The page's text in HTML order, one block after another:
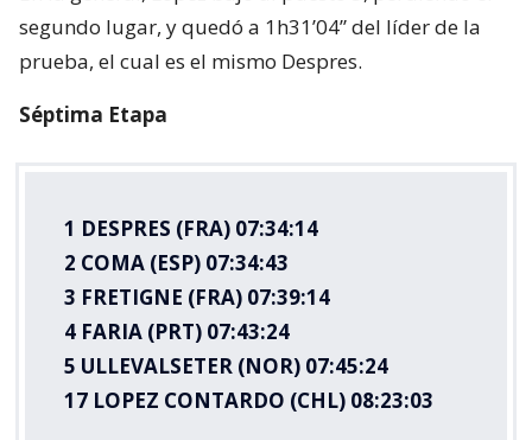
segundo lugar, y quedó a 1h31’04” del líder de la
prueba, el cual es el mismo Despres.
Séptima Etapa
1 DESPRES (FRA) 07:34:14
2 COMA (ESP) 07:34:43
3 FRETIGNE (FRA) 07:39:14
4 FARIA (PRT) 07:43:24
5 ULLEVALSETER (NOR) 07:45:24
17 LOPEZ CONTARDO (CHL) 08:23:03